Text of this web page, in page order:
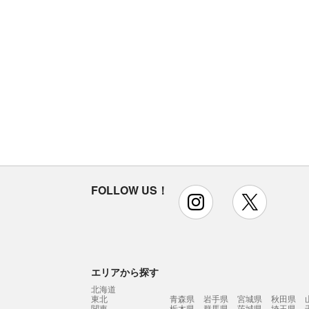
FOLLOW US！ instagram
エリアから探す
北海道
東北
青森県 岩手県 宮城県 秋田県